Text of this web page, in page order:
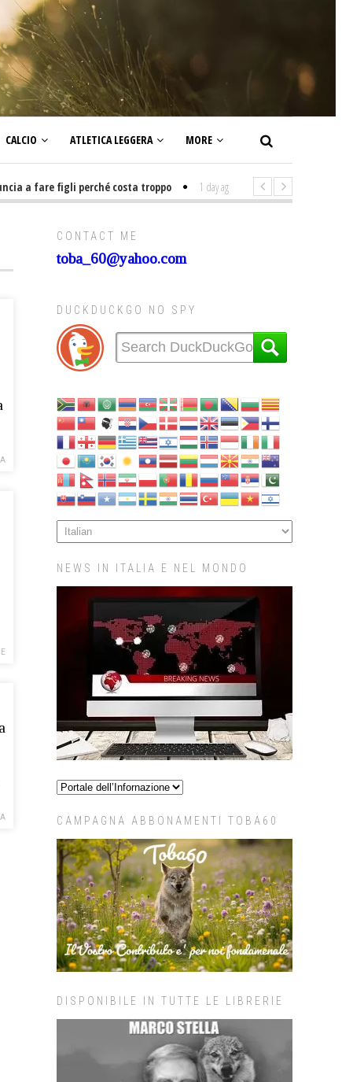
CALCIO ATLETICA LEGGERA MORE
figli perché costa troppo 1 day ago - Non mi interesso di politica
CONTACT ME
toba_60@yahoo.com
DUCKDUCKGO NO SPY
NEWS IN ITALIA E NEL MONDO
CAMPAGNA ABBONAMENTI TOBA60
DISPONIBILE IN TUTTE LE LIBRERIE